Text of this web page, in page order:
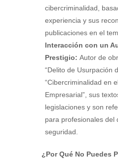
cibercriminalidad,
experiencia y sus
publicaciones en el
Interacción con un
Prestigio: Autor de
“Delito de Usurpación
“Cibercriminalidad en
Empresarial”, sus
legislaciones y son
para profesionales del
seguridad.
¿Por Qué No Puedes